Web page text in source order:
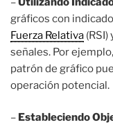
gráficos con
Fuerza Relativa (RSI)
señales. Por
patrón de gráfico
operación potencial.
– Estableciendo